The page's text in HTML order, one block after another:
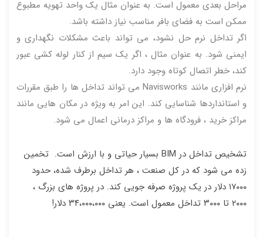
مراحل بعدی معمول است. به عنوان مثال یک واحد تهویه مطبوع
ممکن است به فضای بافر مناسب نیاز داشته باشد.
اگر تداخل نرم حل نشود، می تواند باعث مشکلات نگهداری و
ایمنی شود. به عنوان مثال ، اگر یک سیم از کنار لوله کشی عبور
کند، خطر اتصال کوتاه وجود دارد.
نرم افزاری مانند Navisworks می تواند تداخل ها را طبق مقررات
و استانداردها شناسایی کند. این امر به ویژه در مکان هایی مانند
مراکز خرید ، فرودگاه ها و مراکز درمانی اعمال می شود.
تشخیص تداخل در BIM بسیار حیاتی و با ارزش است. تخمین
زده می شود که در کل صنعت ، هر تداخل برطرف شده، حدود
۱۷۰۰۰ دلار در یک پروژه صرفه جویی کند. در پروژه های بزرگ ،
۲۰۰۰ تا ۳۰۰۰ تداخل معمول است. یعنی ۳۴،۰۰۰،۰۰۰ دلار!